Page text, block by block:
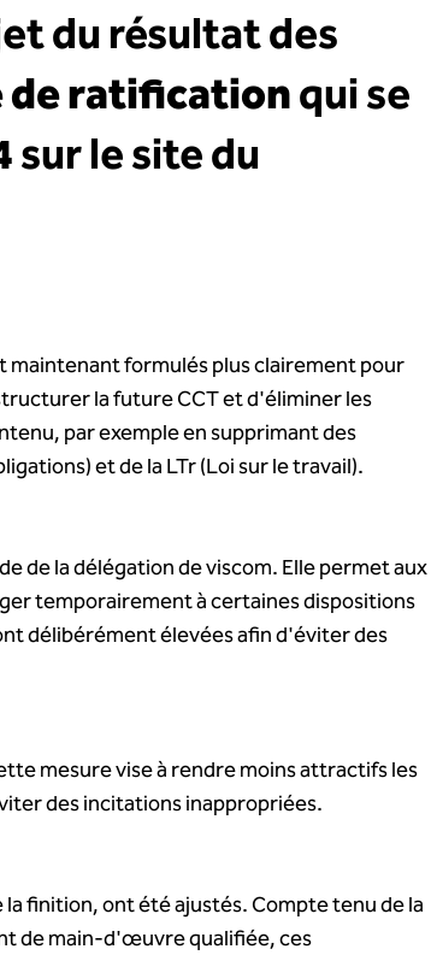
du résultat des
de ratificationqui se
sur le site du
maintenant formulés plus clairement pour
la future CCT et d'éliminer les
par exemple en supprimant des
et de la LTr (Loi sur le travail).
de la délégation de viscom. Elle permet aux
temporairement à certaines dispositions
délibérément élevées afin d'éviter des
mesure vise à rendre moins attractifs les
des incitations inappropriées.
finition, ont été ajustés. Compte tenu de la
de main-d'œuvre qualifiée, ces